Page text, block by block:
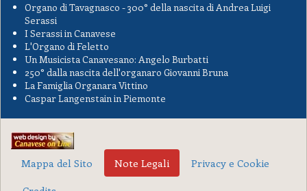
Organo di Tavagnasco - 300° della nascita di Andrea Luigi
Serassi
I Serassi in Canavese
L'Organo di Feletto
Un Musicista Canavesano: Angelo Burbatti
250° dalla nascita dell'organaro Giovanni Bruna
La Famiglia Organara Vittino
Caspar Langenstain in Piemonte
Mappa del Sito Note Legali
Privacy e Cookie